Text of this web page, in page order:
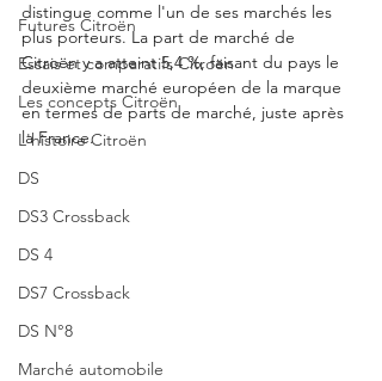
Futures Citroën
Essais et comparatifs Citroën
Les concepts Citroën
L'histoire Citroën
DS
DS3 Crossback
DS 4
DS7 Crossback
DS N°8
Marché automobile
distingue comme l'un de ses marchés les
plus porteurs. La part de marché de
Citroën y a atteint 5,4 %, faisant du pays le
deuxième marché européen de la marque
en termes de parts de marché, juste après
la France.